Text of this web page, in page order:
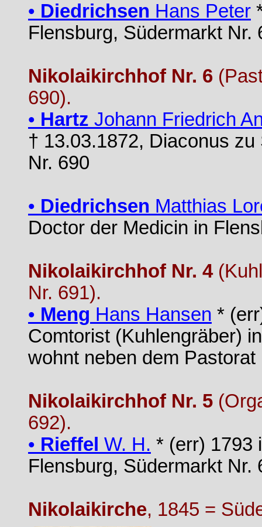
• Diedrichsen Hans Peter
Flensburg, Südermarkt Nr.
Nikolaikirchhof Nr. 6
690).
• Hartz Johann Friedrich
† 13.03.1872, Diaconus
Nr. 690
• Diedrichsen Matthias
Doctor der Medicin in
Nikolaikirchhof Nr. 4
Nr. 691).
• Meng Hans Hansen *
Comtorist (Kuhlengräber)
wohnt neben dem Pastorat
Nikolaikirchhof Nr. 5
692).
• Rieffel W. H. * (err) 1793
Flensburg, Südermarkt Nr.
Nikolaikirche, 1845 =